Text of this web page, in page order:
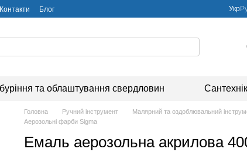
Контакти Блог Укр
та облаштування свердловин
Головна Ручний інструмент Малярний та оздоблювальний
Аерозольні фарби Sigma
Емаль аерозольна акрилова